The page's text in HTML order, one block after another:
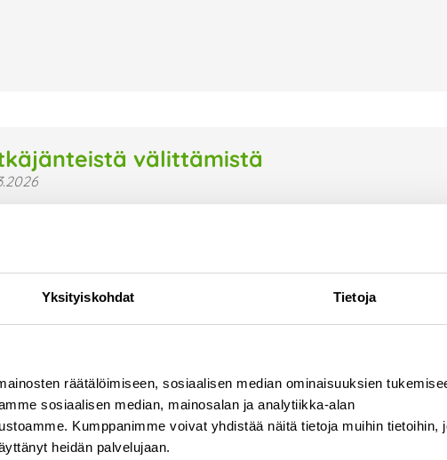
Yksityiskohdat Tietoja
räätälöimiseen, sosiaalisen median ominaisuuksien
sosiaalisen median, mainosalan ja analytiikka-alan
Kumppanimme voivat yhdistää näitä tietoja muihin tietoihin,
heidän palvelujaan.
välittämistä
on jo pitkään uskottu siihen, että hyvinvoiva ihminen tekee
ja rohkeasti uutta luoden. Siksi meille on ollut
lisää »